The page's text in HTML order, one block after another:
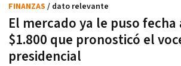
El mercado ya le puso
$1.800 que pronosticó el
presidencial
FINANZAS / dato relevante